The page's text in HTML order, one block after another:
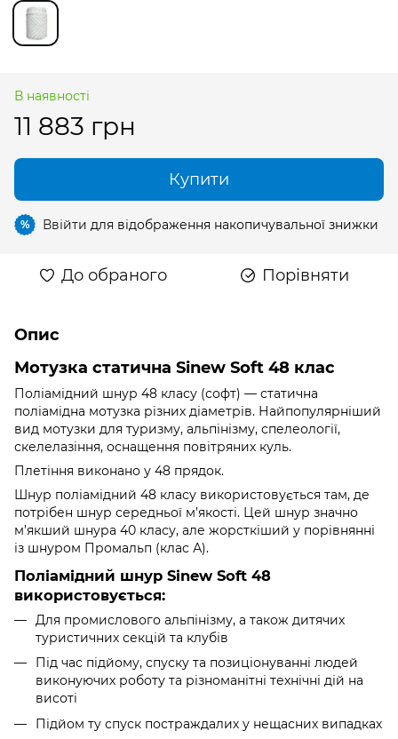
В наявності
11 883 грн
Купити
% Ввійти для відображення накопичувальної знижки
До обраного Порівняти
Опис
Мотузка статична Sinew Soft 48 клас
Поліамідний шнур 48 класу (софт) — статична
поліамідна мотузка різних діаметрів. Найпопулярніший
вид мотузки для туризму, альпінізму, спелеології,
скелелазіння, оснащення повітряних куль.
Плетіння виконано у 48 прядок.
Шнур поліамідний 48 класу використовується там, де
потрібен шнур середньої м’якості. Цей шнур значно
м’якший шнура 40 класу, але жорсткіший у порівнянні
із шнуром Промальп (клас А).
Поліамідний шнур Sinew Soft 48
використовується:
Для промислового альпінізму, а також дитячих
туристичних секцій та клубів
Під час підйому, спуску та позиціонуванні людей
виконуючих роботу та різноманітні технічні дій на
висоті
Підйом ту спуск постраждалих у нещасних випадках